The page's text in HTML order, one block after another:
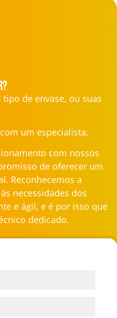
de envase, ou suas
um especialista.
com nossos
de oferecer um
Reconhecemos a
necessidades dos
e ágil, e é por isso que
dedicado.